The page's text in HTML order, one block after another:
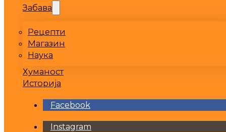
Забава
Рецепти
Магазин
Наука
Хуманост
Историја
Facebook
Instagram